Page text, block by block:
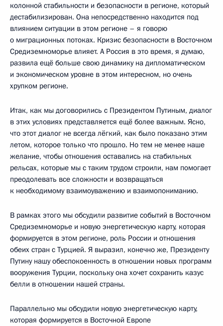
колонной стабильности и безопасности в регионе, который
дестабилизирован. Она непосредственно находится под
влиянием ситуации в этом регионе – я говорю
о миграционных потоках. Кризис безопасности в Восточном
Средиземноморье влияет. А Россия в это время, я думаю,
развила ещё больше свою динамику на дипломатическом
и экономическом уровне в этом интересном, но очень
хрупком регионе.
Итак, как мы договорились с Президентом Путиным, диалог
в этих условиях представляется ещё более важным. Ясно,
что этот диалог не всегда лёгкий, как было показано этим
летом, которое только что прошло. Но тем не менее наше
желание, чтобы отношения оставались на стабильных
рельсах, которые мы с таким трудом строили, нам помогает
преодолевать все сложности и возвращаться
к необходимому взаимоуважению и взаимопониманию.
В рамках этого мы обсудили развитие событий в Восточном
Средиземноморье и новую энергетическую карту, которая
формируется в этом регионе, роль России и отношения
обеих стран с Турцией. Я выразил, конечно же, Президенту
Путину нашу обеспокоенность в отношении новых программ
вооружения Турции, поскольку она хочет сохранить казус
белли в отношении нашей страны.
Параллельно мы обсудили новую энергетическую карту,
которая формируется в Восточной Европе